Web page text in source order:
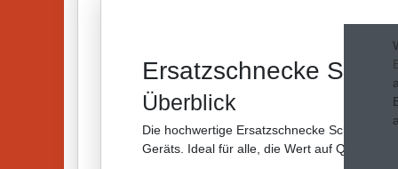
Ersatzschnecke
Überblick
Die hochwertige Ersatzschnecke Schnecke
Geräts. Ideal für alle, die Wert auf Qualität